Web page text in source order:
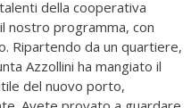
della cooperativa
nostro programma, con
Ripartendo da un quartiere,
Azzollini ha mangiato il
del nuovo porto,